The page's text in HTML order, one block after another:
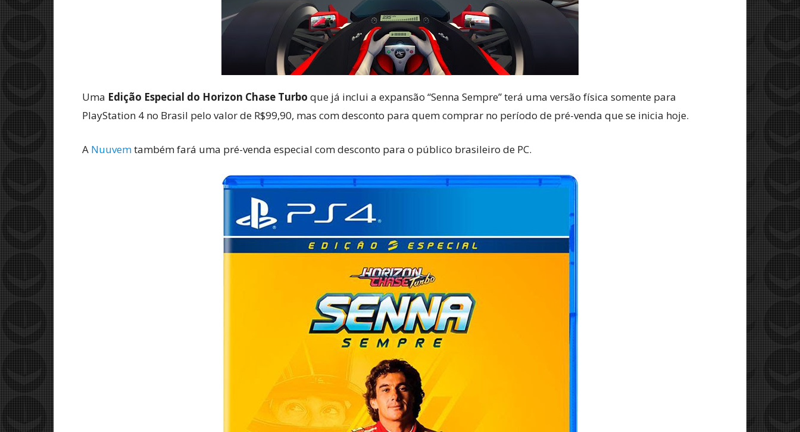
Uma Edição Especial do Horizon Chase Turbo que já inclui a expansão “Senna Sempre” terá uma versão física somente para
PlayStation 4 no Brasil pelo valor de R$99,90, mas com desconto para quem comprar no período de pré-venda que se inicia hoje.
A Nuuvemtambém fará uma pré-venda especial com desconto para o público brasileiro de PC.